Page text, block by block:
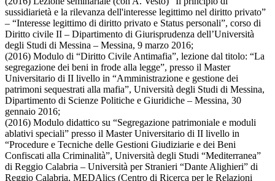
sussidiarietà e la rilevanza dell'interesse legittimo nel diritto privato”
– “Interesse legittimo di diritto privato e Status personali”, corso di
Diritto civile II – Dipartimento di Giurisprudenza dell’Università
degli Studi di Messina – Messina, 9 marzo 2016;
(2016) Modulo di “Diritto Civile Antimafia”, lezione dal titolo: “La
segregazione dei beni in frode alla legge”, presso il Master
Universitario di II livello in “Amministrazione e gestione dei
patrimoni sequestrati alla mafia”, Università degli Studi di Messina,
Dipartimento di Scienze Politiche e Giuridiche – Messina, 30
gennaio 2016;
(2016) Modulo didattico su “Segregazione patrimoniale e moduli
ablativi speciali” presso il Master Universitario di II livello in
“Procedure e Tecniche delle Gestioni Giudiziarie e dei Beni
Confiscati alla Criminalità”, Università degli Studi “Mediterranea”
di Reggio Calabria – Università per Stranieri “Dante Alighieri” di
Reggio Calabria, MEDAlics (Centro di Ricerca per le Relazioni